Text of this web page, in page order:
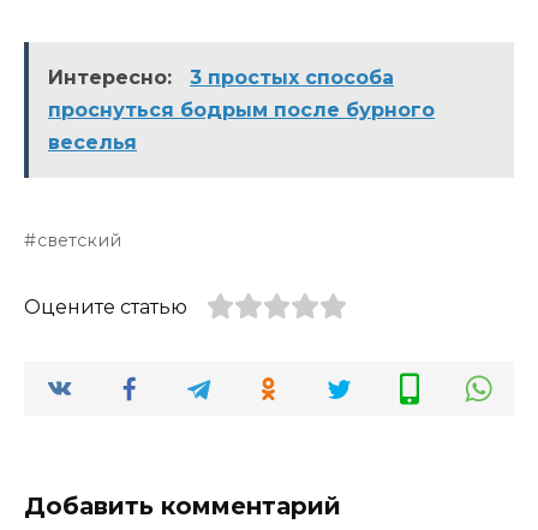
Интересно:
3 простых способа
проснуться бодрым после бурного
веселья
светский
Оцените статью
Добавить комментарий